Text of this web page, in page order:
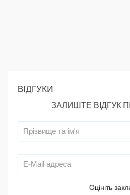
ВІДГУКИ
ЗАЛИШТЕ ВІДГУК
Оцініть